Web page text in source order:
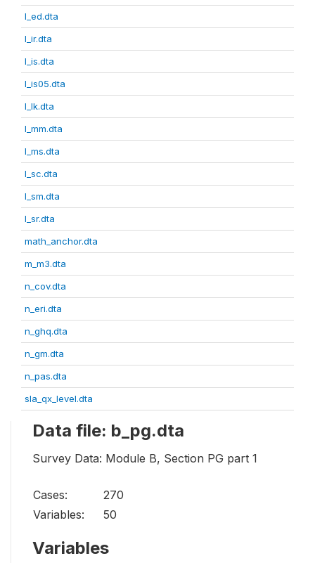
l_ed.dta
l_ir.dta
l_is.dta
l_is05.dta
l_lk.dta
l_mm.dta
l_ms.dta
l_sc.dta
l_sm.dta
l_sr.dta
math_anchor.dta
m_m3.dta
n_cov.dta
n_eri.dta
n_ghq.dta
n_gm.dta
n_pas.dta
sla_qx_level.dta
Data file: b_pg.dta
Survey Data: Module B, Section PG part 1
Cases:
270
Variables:
50
Variables